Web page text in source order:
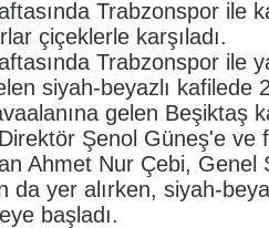
Trabzonspor ile
çiçeklerle karşıladı.
Trabzonspor ile
siyah-beyazlı kafilede
gelen Beşiktaş
Şenol Güneş'e
Ahmet Nur Çebi,
da yer alırken, siyah-
başladı.